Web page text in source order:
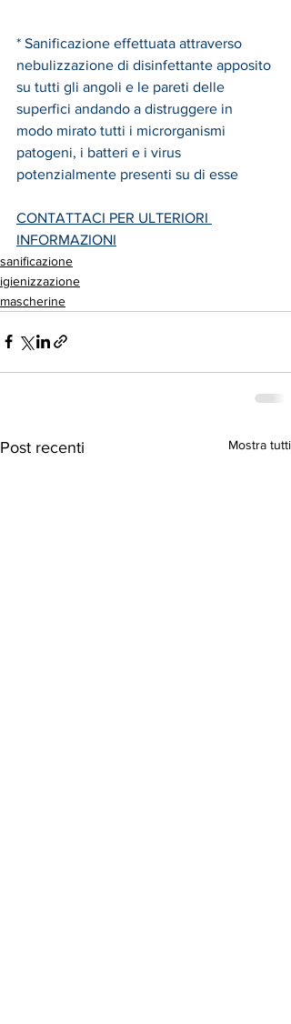
* Sanificazione effettuata attraverso
nebulizzazione di disinfettante apposito
su tutti gli angoli e le pareti delle
superfici andando a distruggere in
modo mirato tutti i microrganismi
patogeni, i batteri e i virus
potenzialmente presenti su di esse
CONTATTACI PER ULTERIORI
INFORMAZIONI
sanificazione
igienizzazione
mascherine
Post recenti Mostra tutti